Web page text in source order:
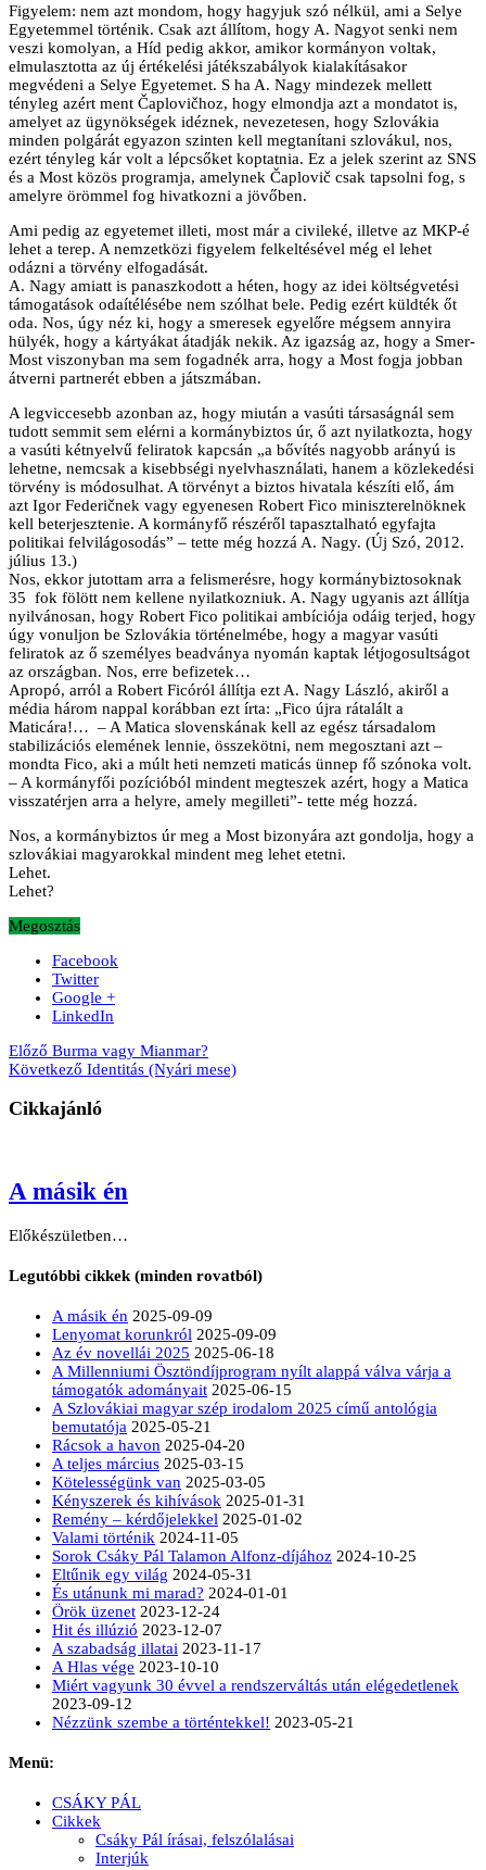
Figyelem: nem azt mondom, hogy hagyjuk szó nélkül, ami a Selye
Egyetemmel történik. Csak azt állítom, hogy A. Nagyot senki nem
veszi komolyan, a Híd pedig akkor, amikor kormányon voltak,
elmulasztotta az új értékelési játékszabályok kialakításakor
megvédeni a Selye Egyetemet. S ha A. Nagy mindezek mellett
tényleg azért ment Čaplovičhoz, hogy elmondja azt a mondatot is,
amelyet az ügynökségek idéznek, nevezetesen, hogy Szlovákia
minden polgárát egyazon szinten kell megtanítani szlovákul, nos,
ezért tényleg kár volt a lépcsőket koptatnia. Ez a jelek szerint az SNS
és a Most közös programja, amelynek Čaplovič csak tapsolni fog, s
amelyre örömmel fog hivatkozni a jövőben.
Ami pedig az egyetemet illeti, most már a civileké, illetve az MKP-é
lehet a terep. A nemzetközi figyelem felkeltésével még el lehet
odázni a törvény elfogadását.
A. Nagy amiatt is panaszkodott a héten, hogy az idei költségvetési
támogatások odaítélésébe nem szólhat bele. Pedig ezért küldték őt
oda. Nos, úgy néz ki, hogy a smeresek egyelőre mégsem annyira
hülyék, hogy a kártyákat átadják nekik. Az igazság az, hogy a Smer-
Most viszonyban ma sem fogadnék arra, hogy a Most fogja jobban
átverni partnerét ebben a játszmában.
A legviccesebb azonban az, hogy miután a vasúti társaságnál sem
tudott semmit sem elérni a kormánybiztos úr, ő azt nyilatkozta, hogy
a vasúti kétnyelvű feliratok kapcsán „a bővítés nagyobb arányú is
lehetne, nemcsak a kisebbségi nyelvhasználati, hanem a közlekedési
törvény is módosulhat. A törvényt a biztos hivatala készíti elő, ám
azt Igor Federičnek vagy egyenesen Robert Fico miniszterelnöknek
kell beterjesztenie. A kormányfő részéről tapasztalható egyfajta
politikai felvilágosodás” – tette még hozzá A. Nagy. (Új Szó, 2012.
július 13.)
Nos, ekkor jutottam arra a felismerésre, hogy kormánybiztosoknak
35 fok fölött nem kellene nyilatkozniuk. A. Nagy ugyanis azt állítja
nyilvánosan, hogy Robert Fico politikai ambíciója odáig terjed, hogy
úgy vonuljon be Szlovákia történelmébe, hogy a magyar vasúti
feliratok az ő személyes beadványa nyomán kaptak létjogosultságot
az országban. Nos, erre befizetek…
Apropó, arról a Robert Ficóról állítja ezt A. Nagy László, akiről a
média három nappal korábban ezt írta: „Fico újra rátalált a
Maticára!… – A Matica slovenskának kell az egész társadalom
stabilizációs elemének lennie, összekötni, nem megosztani azt –
mondta Fico, aki a múlt heti nemzeti maticás ünnep fő szónoka volt.
– A kormányfői pozícióból mindent megteszek azért, hogy a Matica
visszatérjen arra a helyre, amely megilleti”- tette még hozzá.
Nos, a kormánybiztos úr meg a Most bizonyára azt gondolja, hogy a
szlovákiai magyarokkal mindent meg lehet etetni.
Lehet.
Lehet?
Megosztás
Facebook
Twitter
Google +
LinkedIn
Előző Burma vagy Mianmar?
Következő Identitás (Nyári mese)
Cikkajánló
A másik én
Előkészületben…
Legutóbbi cikkek (minden rovatból)
A másik én 2025-09-09
Lenyomat korunkról 2025-09-09
Az év novellái 2025 2025-06-18
A Millenniumi Ösztöndíjprogram nyílt alappá válva várja a
támogatók adományait 2025-06-15
A Szlovákiai magyar szép irodalom 2025 című antológia
bemutatója 2025-05-21
Rácsok a havon 2025-04-20
A teljes március 2025-03-15
Kötelességünk van 2025-03-05
Kényszerek és kihívások 2025-01-31
Remény – kérdőjelekkel 2025-01-02
Valami történik 2024-11-05
Sorok Csáky Pál Talamon Alfonz-díjához 2024-10-25
Eltűnik egy világ 2024-05-31
És utánunk mi marad? 2024-01-01
Örök üzenet 2023-12-24
Hit és illúzió 2023-12-07
A szabadság illatai 2023-11-17
A Hlas vége 2023-10-10
Miért vagyunk 30 évvel a rendszerváltás után elégedetlenek
2023-09-12
Nézzünk szembe a történtekkel! 2023-05-21
Menü:
CSÁKY PÁL
Cikkek
Csáky Pál írásai, felszólalásai
Interjúk